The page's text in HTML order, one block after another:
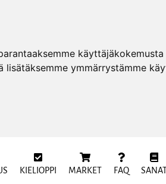
ymmärrystämme
KIELIOPPI MARKET FAQ